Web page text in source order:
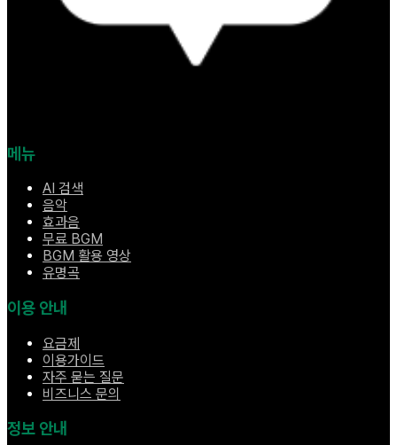
메뉴
AI 검색
음악
효과음
무료 BGM
BGM 활용 영상
유명곡
이용 안내
요금제
이용가이드
자주 묻는 질문
비즈니스 문의
정보 안내